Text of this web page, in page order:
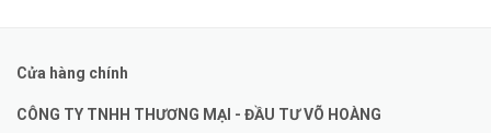
Cửa hàng chính
CÔNG TY TNHH THƯƠNG MẠI - ĐẦU TƯ VÕ HOÀNG